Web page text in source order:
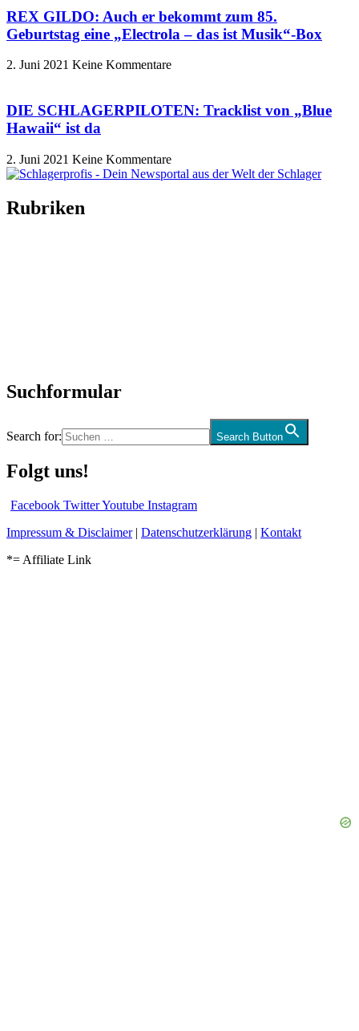
REX GILDO: Auch er bekommt zum 85.
Geburtstag eine „Electrola – das ist Musik“-Box
2. Juni 2021 Keine Kommentare
DIE SCHLAGERPILOTEN: Tracklist von „Blue
Hawaii“ ist da
2. Juni 2021 Keine Kommentare
Rubriken
Suchformular
Search for: Search Button
Folgt uns!
Facebook TwitterYoutube Instagram
Impressum & Disclaimer| Datenschutzerklärung | Kontakt
*= Affiliate Link